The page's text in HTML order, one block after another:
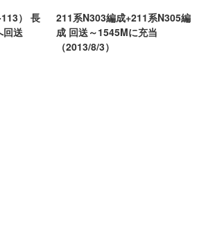
） 長
回送
211系N303編成+211系N305編
成 回送～1545Mに充当
（2013/8/3）